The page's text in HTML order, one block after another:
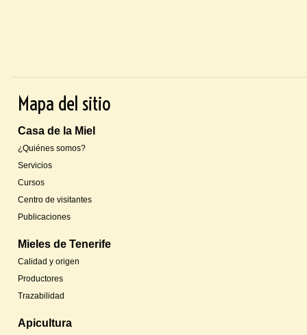
Mapa del sitio
Casa de la Miel
¿Quiénes somos?
Servicios
Cursos
Centro de visitantes
Publicaciones
Mieles de Tenerife
Calidad y origen
Productores
Trazabilidad
Apicultura